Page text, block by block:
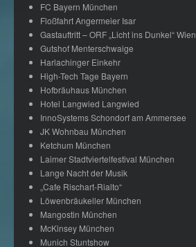
FC Bayern München
Floßfahrt Angermeier Isar
Gastauftritt – ORF „Licht ins Dunkel“ Wien
Gutshof Menterschwaige
Harlachinger Einkehr
High-Tech Tage Bayern
Hofbräuhaus München
Hotel Langwied Langwied
InnoSystems Schondorf am Ammersee
JK Wohnbau München
Ketchum München
Laimer Stadtviertelfestival München
Lange Nacht der Musik
„Cafe Rischart-Rialto“
Löwenbräukeller München
Mangostin München
McKinsey München
Munich Stuntshow